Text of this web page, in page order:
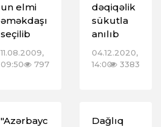
un elmi
əməkdaşı
seçilib
11.08.2009,
09:50
797
dəqiqəlik
sükutla
anılıb
04.12.2020,
14:00 3383
"Azərbayc
Dağlıq